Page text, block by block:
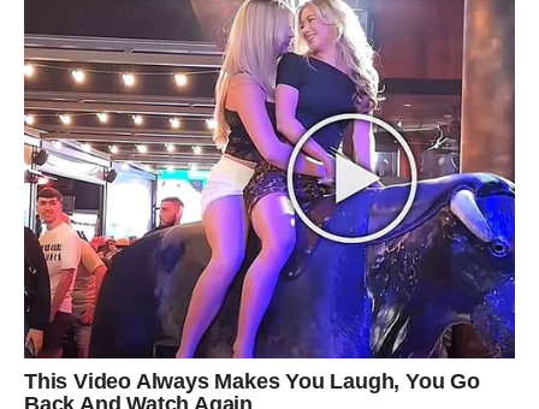
DONOSI SLOBODU
Vodolije osjećaju potrebu da se oslobode svega što ih
sputava. Možda ćete napraviti rez, ali taj rez donosi mir.
U ljubavi, dolazi jasnoća – i ona vam donosi novu snagu.
RIBE – LJUBAV KOJA DJELUJE
KAO SUDBINA